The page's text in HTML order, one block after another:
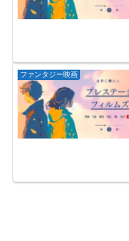
ファンタジー映画